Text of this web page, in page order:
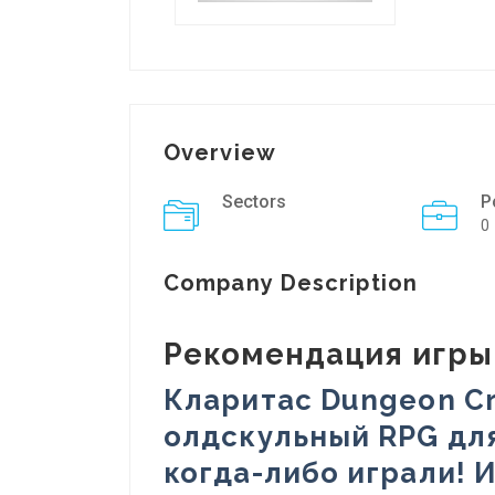
Overview
Sectors
0
Company Description
Рекомендация игры
Кларитас Dungeon
олдскульный RPG
когда-либо играли!